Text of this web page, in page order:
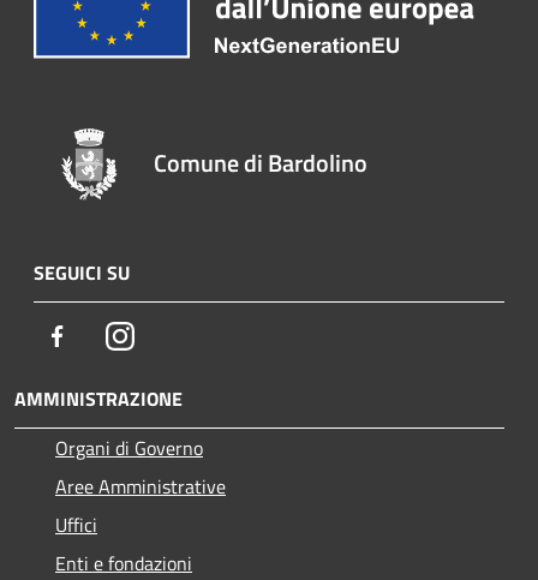
Comune di Bardolino
SEGUICI SU
FacebookInstagram
AMMINISTRAZIONE
Organi di Governo
Aree Amministrative
Uffici
Enti e fondazioni